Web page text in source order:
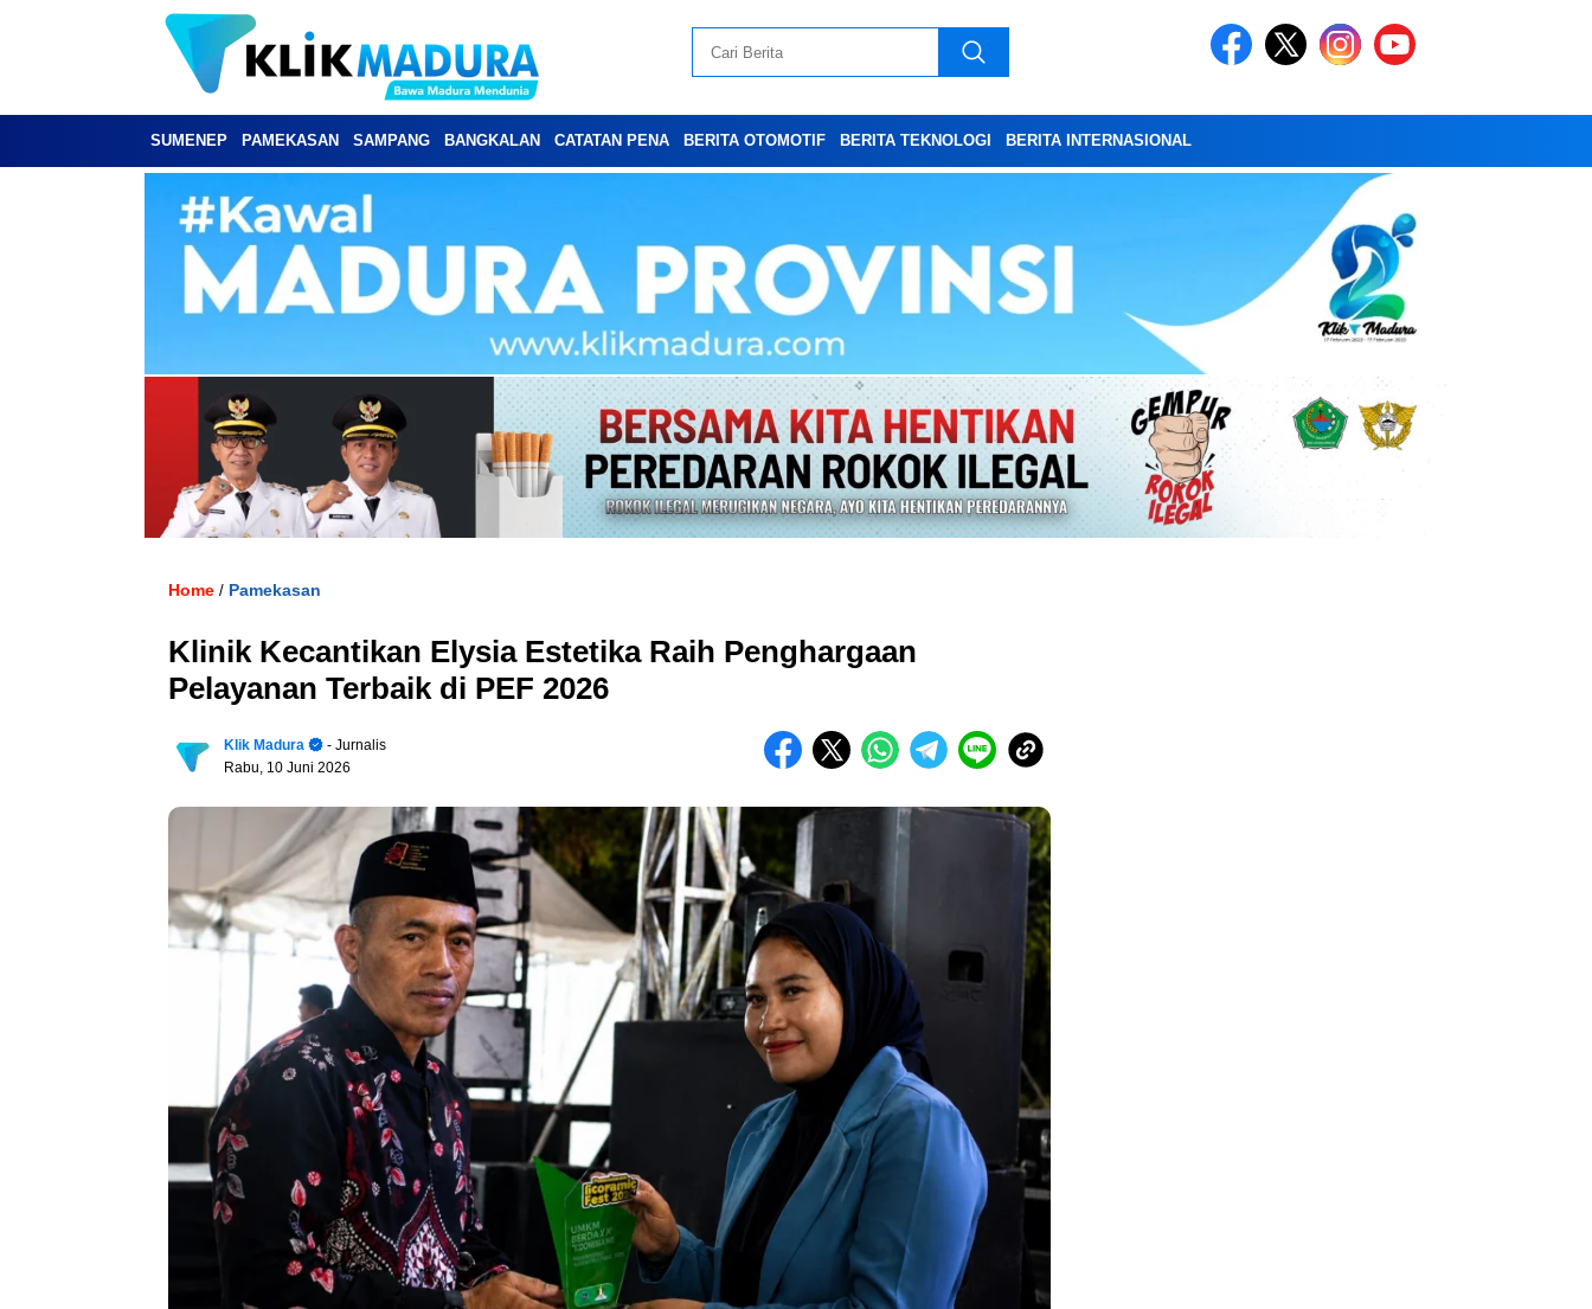
SUMENEP PAMEKASAN SAMPANG BANGKALAN CATATAN PENA BERITA OTOMOTIF BERITA TEKNOLOGI BERITA INTERNASIONAL
Home / Pamekasan
Klinik Kecantikan Elysia Estetika Raih Penghargaan
Pelayanan Terbaik di PEF 2026
Klik Madura
- Jurnalis
Rabu, 10 Juni 2026